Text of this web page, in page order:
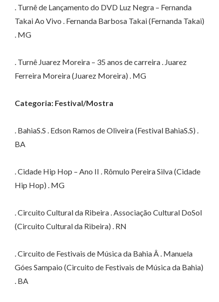
. Turnê de Lançamento do DVD Luz Negra – Fernanda
Takai Ao Vivo . Fernanda Barbosa Takai (Fernanda Takai)
. MG
. Turnê Juarez Moreira – 35 anos de carreira . Juarez
Ferreira Moreira (Juarez Moreira) . MG
Categoria: Festival/Mostra
. BahiaS.S . Edson Ramos de Oliveira (Festival BahiaS.S) .
BA
. Cidade Hip Hop – Ano II . Rômulo Pereira Silva (Cidade
Hip Hop) . MG
. Circuito Cultural da Ribeira . Associação Cultural DoSol
(Circuito Cultural da Ribeira) . RN
. Circuito de Festivais de Música da Bahia Â . Manuela
Góes Sampaio (Circuito de Festivais de Música da Bahia)
. BA